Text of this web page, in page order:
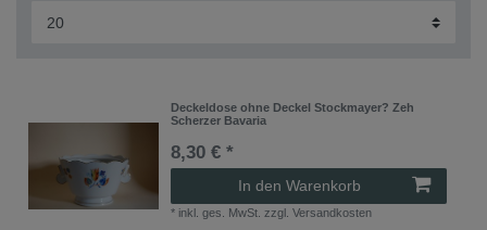
Deckeldose ohne Deckel Stockmayer? Zeh
Scherzer Bavaria
8,30 € *
In den Warenkorb
* inkl. ges. MwSt. zzgl.Versandkosten